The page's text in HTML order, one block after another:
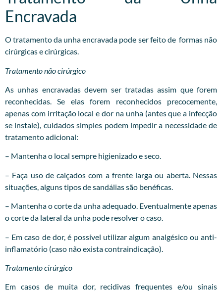
Encravada
O tratamento da unha encravada pode ser feito de formas não
cirúrgicas e cirúrgicas.
Tratamento não cirúrgico
As unhas encravadas devem ser tratadas assim que forem
reconhecidas. Se elas forem reconhecidos precocemente,
apenas com irritação local e dor na unha (antes que a infecção
se instale), cuidados simples podem impedir a necessidade de
tratamento adicional:
– Mantenha o local sempre higienizado e seco.
– Faça uso de calçados com a frente larga ou aberta. Nessas
situações, alguns tipos de sandálias são benéficas.
– Mantenha o corte da unha adequado. Eventualmente apenas
o corte da lateral da unha pode resolver o caso.
– Em caso de dor, é possível utilizar algum analgésico ou anti-
inflamatório (caso não exista contraindicação).
Tratamento cirúrgico
Em casos de muita dor, recidivas frequentes e/ou sinais